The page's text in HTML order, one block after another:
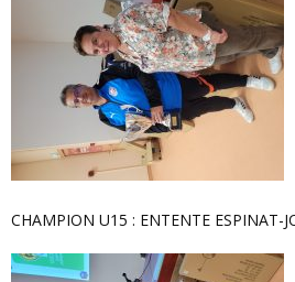
CHAMPION U15 : ENTENTE ESPINAT-